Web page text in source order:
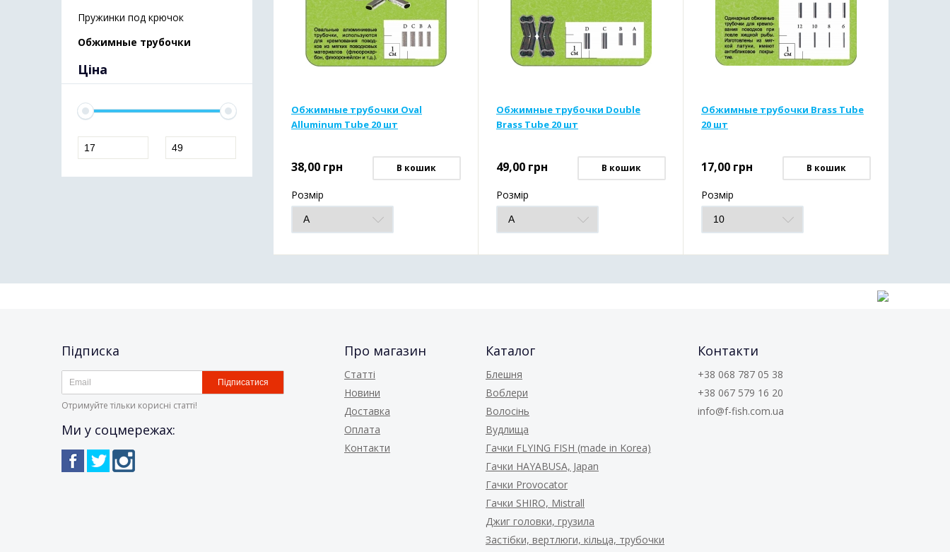
Пружинки под крючок
Обжимные трубочки
Ціна
Обжимные трубочки Oval
Alluminum Tube 20 шт
38,00 грн В кошик
Розмір
Обжимные трубочки Double
Brass Tube 20 шт
49,00 грн В кошик
Розмір
Обжимные трубочки Brass Tube
20 шт
17,00 грн В кошик
Розмір
Підписка
Підписатися
Отримуйте тільки корисні статті!
Ми у соцмережах:
Про магазин
Статті
Новини
Доставка
Оплата
Контакти
Каталог
Блешня
Воблери
Волосінь
Вудлища
Гачки FLYING FISH (made in Korea)
Гачки HAYABUSA, Japan
Гачки Provocator
Гачки SHIRO, Mistrall
Джиг головки, грузила
Застібки, вертлюги, кільца, трубочки
Контакти
+38 068 787 05 38
+38 067 579 16 20
info@f-fish.com.ua